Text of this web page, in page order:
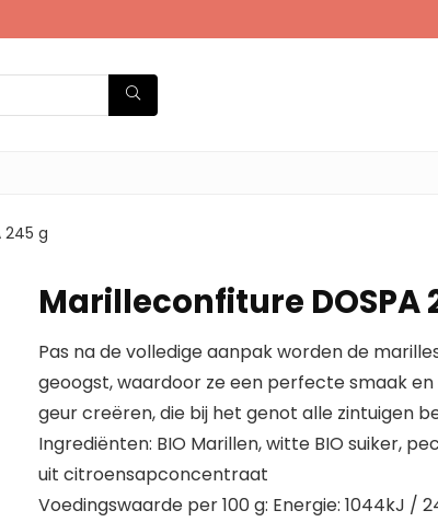
245 g
Marilleconfiture DOSPA
Pas na de volledige aanpak worden de
geoogst, waardoor ze een perfecte smaak
geur creëren, die bij het genot alle zintuigen
Ingrediënten: BIO Marillen, witte BIO suiker,
uit citroensapconcentraat
Voedingswaarde per 100 g: Energie: 1044kJ /